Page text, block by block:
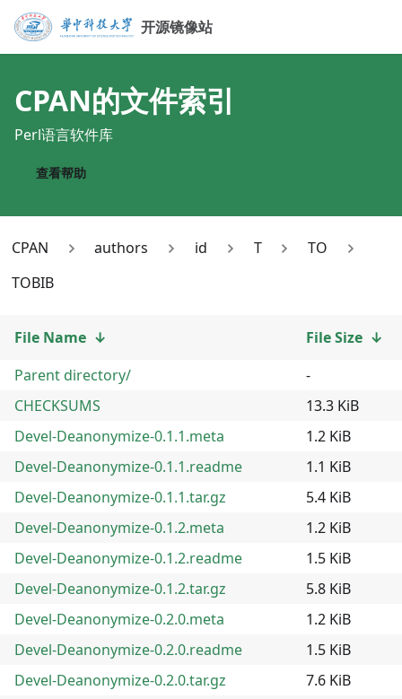
开源镜像站
CPAN的文件索引
Perl语言软件库
查看帮助
CPAN authors id T
TO
TOBIB
File Name ↓ File Size ↓
Parent directory/
-
CHECKSUMS
13.3 KiB
Devel-Deanonymize-0.1.1.meta
1.2 KiB
Devel-Deanonymize-0.1.1.readme
1.1 KiB
Devel-Deanonymize-0.1.1.tar.gz
5.4 KiB
Devel-Deanonymize-0.1.2.meta
1.2 KiB
Devel-Deanonymize-0.1.2.readme
1.5 KiB
Devel-Deanonymize-0.1.2.tar.gz
5.8 KiB
Devel-Deanonymize-0.2.0.meta
1.2 KiB
Devel-Deanonymize-0.2.0.readme
1.5 KiB
Devel-Deanonymize-0.2.0.tar.gz
7.6 KiB